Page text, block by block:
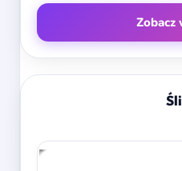
Zobacz